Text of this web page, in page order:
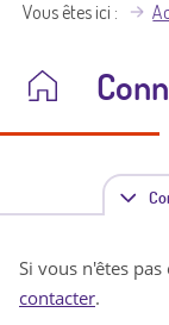
Vous êtes ici
Si vous n'êtes
contacter.